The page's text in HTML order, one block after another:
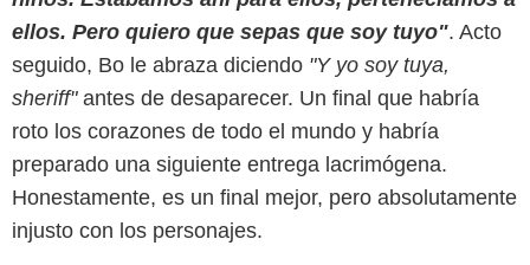
ellos. Pero quiero que sepas que soy tuyo". Acto
seguido, Bo le abraza diciendo "Y yo soy tuya,
sheriff"antes de desaparecer. Un final que habría
roto los corazones de todo el mundo y habría
preparado una siguiente entrega lacrimógena.
Honestamente, es un final mejor, pero absolutamente
injusto con los personajes.